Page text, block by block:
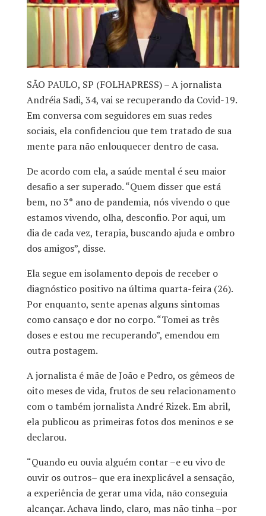
SÃO PAULO, SP (FOLHAPRESS) – A jornalista
Andréia Sadi, 34, vai se recuperando da Covid-19.
Em conversa com seguidores em suas redes
sociais, ela confidenciou que tem tratado de sua
mente para não enlouquecer dentro de casa.
De acordo com ela, a saúde mental é seu maior
desafio a ser superado. “Quem disser que está
bem, no 3° ano de pandemia, nós vivendo o que
estamos vivendo, olha, desconfio. Por aqui, um
dia de cada vez, terapia, buscando ajuda e ombro
dos amigos”, disse.
Ela segue em isolamento depois de receber o
diagnóstico positivo na última quarta-feira (26).
Por enquanto, sente apenas alguns sintomas
como cansaço e dor no corpo. “Tomei as três
doses e estou me recuperando”, emendou em
outra postagem.
A jornalista é mãe de João e Pedro, os gêmeos de
oito meses de vida, frutos de seu relacionamento
com o também jornalista André Rizek. Em abril,
ela publicou as primeiras fotos dos meninos e se
declarou.
“Quando eu ouvia alguém contar –e eu vivo de
ouvir os outros– que era inexplicável a sensação,
a experiência de gerar uma vida, não conseguia
alcançar. Achava lindo, claro, mas não tinha –por